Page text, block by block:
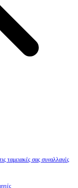
ταμειακές σας συναλλαγές